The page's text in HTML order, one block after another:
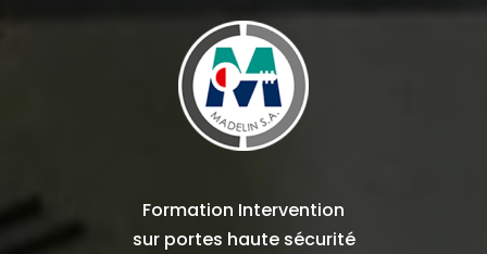
Formation Intervention
sur portes haute sécurité